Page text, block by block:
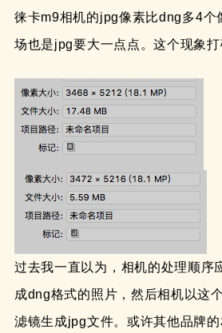
徕卡m9相机的jpg像素比dng多4个
场也是jpg要大一点点。这个现象打
过去我一直以为，相机的处理顺序
成dng格式的照片，然后相机以这
滤镜生成jpg文件。或许其他品牌